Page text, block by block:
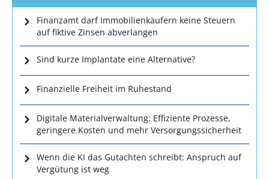
Finanzamt darf Immobilienkäufern keine Steuern
auf fiktive Zinsen abverlangen
Sind kurze Implantate eine Alternative?
Finanzielle Freiheit im Ruhestand
Digitale Materialverwaltung: Effiziente Prozesse,
geringere Kosten und mehr Versorgungssicherheit
Wenn die KI das Gutachten schreibt: Anspruch auf
Vergütung ist weg